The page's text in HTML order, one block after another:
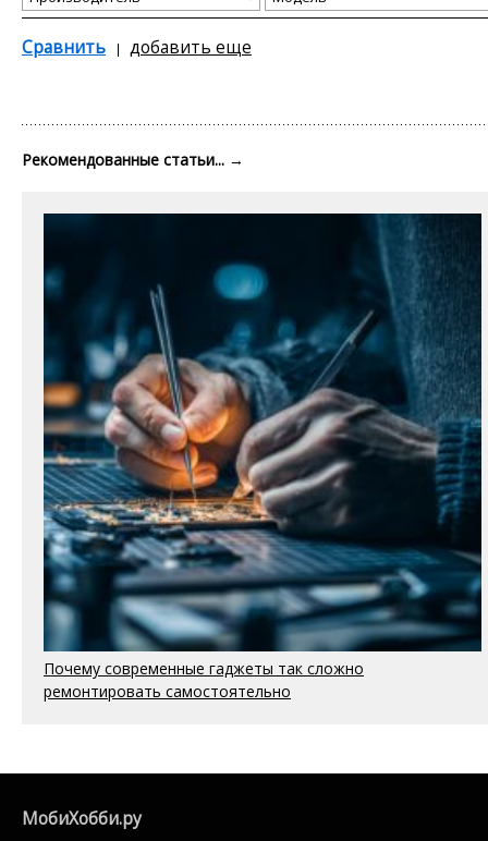
Сравнить добавить еще
Рекомендованные статьи... →
Почему современные гаджеты так сложно
ремонтировать самостоятельно
МобиХобби.ру